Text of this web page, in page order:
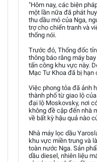
"Hôm nay, các biện
một lần nữa đã phát
thu dầu mỏ của Nga,
trợ cho chiến tranh và
thống nói.
Trước đó, Thống đốc
thông báo rằng máy
tấn công khu vực này.
Mạc Tư Khoa đã bị hạn
Việc phong tỏa đã ảnh
thành phố từ giao lộ
đại lộ Moskovsky, nơi
không đề cập đến nhà
về bất kỳ hậu quả nào
Nhà máy lọc dầu
khu vực miền trung và
toàn nước Nga. Sản
dầu diesel, nhiên liệu